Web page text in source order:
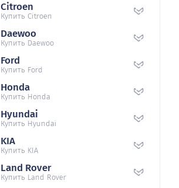
Citroen
Купить Citroen
Daewoo
Купить Daewoo
Ford
Купить Ford
Honda
Купить Honda
Hyundai
Купить Hyundai
KIA
Купить KIA
Land Rover
Купить Land Rover